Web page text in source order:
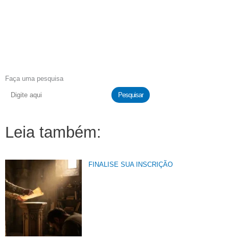
Faça uma pesquisa
Pesquisar
Leia também:
FINALISE SUA INSCRIÇÃO